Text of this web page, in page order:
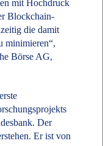
mit Hochdruck
Blockchain-
die damit
minimieren“,
Börse AG,
Der
Er ist von